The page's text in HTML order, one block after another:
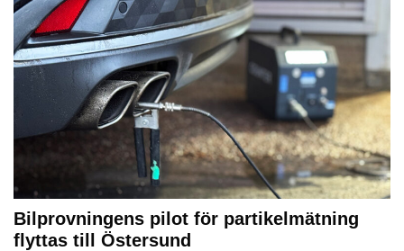
Bilprovningens pilot för partikelmätning
flyttas till Östersund